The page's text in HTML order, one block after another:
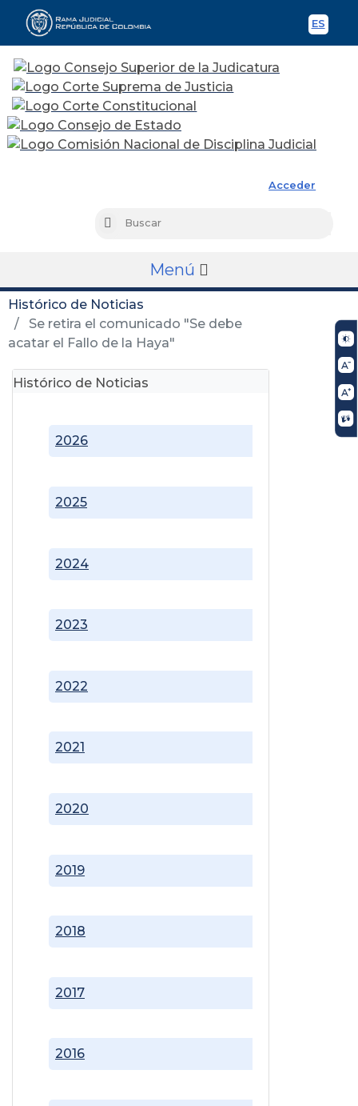
ES
Acceder
Buscar
Menú
Histórico de Noticias
Se retira el comunicado "Se debe
acatar el Fallo de la Haya"
Histórico de Noticias
2016
2017
2018
2019
2020
2021
2022
2023
2024
2025
2026